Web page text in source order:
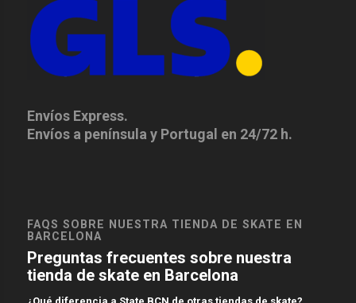
Envíos Express.
Envíos a península y Portugal en 24/72 h.
FAQS SOBRE NUESTRA TIENDA DE SKATE EN
BARCELONA
Preguntas frecuentes sobre nuestra
tienda de skate en Barcelona